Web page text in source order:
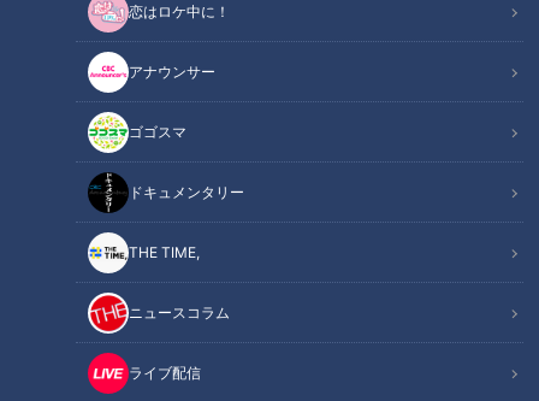
恋はロケ中に！
アナウンサー
ゴゴスマ
ドキュメンタリー
THE TIME,
ニュースコラム
ライブ配信
を開催することが決定いたしました。
過去2回、チケットが即完売となるなどホラーファンの間で大
きな反響を呼んだ本イベント。今回は最恐の怪談師が名古屋に
集まり、純度100%の恐怖空間をお届けします。
■ お馴染みの“最恐メンバー”に、オカルト界の2大巨頭が新た
なる刺客として参戦！
出演者には、初回からイベントの圧倒的な空気感を作り上げて
きたレギュラー陣に加え、唯一無二！呪物に愛された男・田中
俊行、スピリチュアル芸人・パシンペロンはやぶさが初参戦。
イベント史上、最も濃密で隙のない「最恐の布陣」が名古屋に